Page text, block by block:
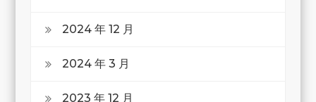
2024 年 12 月
2024 年 3 月
2023 年 12 月